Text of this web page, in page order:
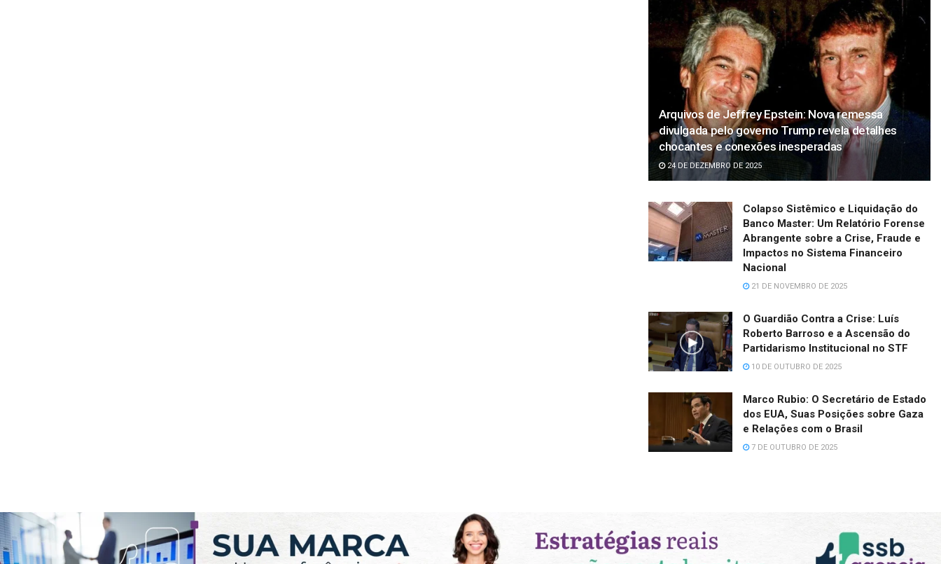
Arquivos de Jeffrey Epstein: Nova remessa
divulgada pelo governo Trump revela detalhes
chocantes e conexões inesperadas
24 DE DEZEMBRO DE 2025
Colapso Sistêmico e Liquidação do
Banco Master: Um Relatório Forense
Abrangente sobre a Crise, Fraude e
Impactos no Sistema Financeiro
Nacional
21 DE NOVEMBRO DE 2025
O Guardião Contra a Crise: Luís
Roberto Barroso e a Ascensão do
Partidarismo Institucional no STF
10 DE OUTUBRO DE 2025
Marco Rubio: O Secretário de Estado
dos EUA, Suas Posições sobre Gaza
e Relações com o Brasil
7 DE OUTUBRO DE 2025